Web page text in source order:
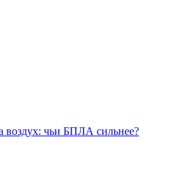
воздух: чьи БПЛА сильнее?